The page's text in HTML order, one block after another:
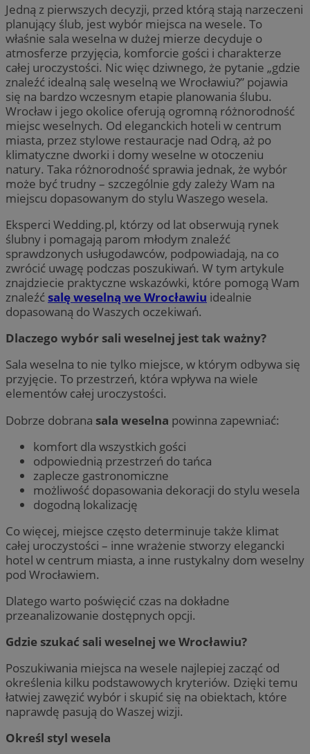
Jedną z pierwszych decyzji, przed którą stają narzeczeni
planujący ślub, jest wybór miejsca na wesele. To
właśnie sala weselna w dużej mierze decyduje o
atmosferze przyjęcia, komforcie gości i charakterze
całej uroczystości. Nic więc dziwnego, że pytanie „gdzie
znaleźć idealną salę weselną we Wrocławiu?” pojawia
się na bardzo wczesnym etapie planowania ślubu.
Wrocław i jego okolice oferują ogromną różnorodność
miejsc weselnych. Od eleganckich hoteli w centrum
miasta, przez stylowe restauracje nad Odrą, aż po
klimatyczne dworki i domy weselne w otoczeniu
natury. Taka różnorodność sprawia jednak, że wybór
może być trudny – szczególnie gdy zależy Wam na
miejscu dopasowanym do stylu Waszego wesela.
Eksperci Wedding.pl, którzy od lat obserwują rynek
ślubny i pomagają parom młodym znaleźć
sprawdzonych usługodawców, podpowiadają, na co
zwrócić uwagę podczas poszukiwań. W tym artykule
znajdziecie praktyczne wskazówki, które pomogą Wam
znaleźćsalę weselną we Wrocławiu idealnie
dopasowaną do Waszych oczekiwań.
Dlaczego wybór sali weselnej jest tak ważny?
Sala weselna to nie tylko miejsce, w którym odbywa się
przyjęcie. To przestrzeń, która wpływa na wiele
elementów całej uroczystości.
Dobrze dobrana sala weselna powinna zapewniać:
komfort dla wszystkich gości
odpowiednią przestrzeń do tańca
zaplecze gastronomiczne
możliwość dopasowania dekoracji do stylu wesela
dogodną lokalizację
Co więcej, miejsce często determinuje także klimat
całej uroczystości – inne wrażenie stworzy elegancki
hotel w centrum miasta, a inne rustykalny dom weselny
pod Wrocławiem.
Dlatego warto poświęcić czas na dokładne
przeanalizowanie dostępnych opcji.
Gdzie szukać sali weselnej we Wrocławiu?
Poszukiwania miejsca na wesele najlepiej zacząć od
określenia kilku podstawowych kryteriów. Dzięki temu
łatwiej zawęzić wybór i skupić się na obiektach, które
naprawdę pasują do Waszej wizji.
Określ styl wesela